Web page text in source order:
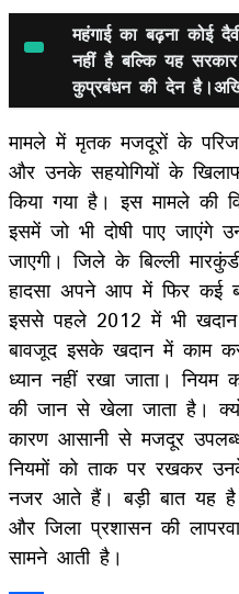
महंगाई का बढ़ना कोई
नहीं है बल्कि यह सरकार
कुप्रबंधन की देन
मामले में मृतक मजदूरों के
और उनके सहयोगियों के
किया गया है। इस मामले की
इसमें जो भी दोषी पाए जाएंगे
जाएगी। जिले के बिल्ली
हादसा अपने आप में फिर कई
इससे पहले 2012 में भी
बावजूद इसके खदान में काम
ध्यान नहीं रखा जाता।
की जान से खेला जाता है।
कारण आसानी से मजदूर
नियमों को ताक पर रखकर
नजर आते हैं। बड़ी बात यह
और जिला प्रशासन की
सामने आती है।